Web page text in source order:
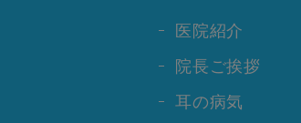
医院紹介
院長ご挨拶
耳の病気